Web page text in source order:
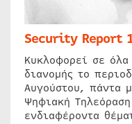
Security Report
Κυκλοφορεί σε όλα
διανομής το
Αυγούστου, πάντα
Ψηφιακή
ενδιαφέροντα